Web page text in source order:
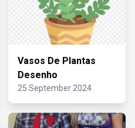
Vasos De Plantas
Desenho
25 September 2024